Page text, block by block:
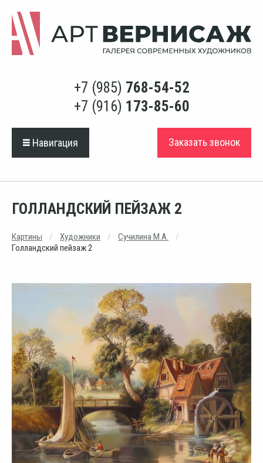
+7 (985) 768-54-52
+7 (916) 173-85-60
Навигация Заказать звонок
ГОЛЛАНДСКИЙ ПЕЙЗАЖ 2
Картины Художники
Сучилина М.А.
Голландский пейзаж 2